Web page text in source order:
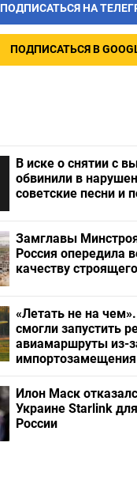
ПОДПИСАТЬСЯ НА
ПОДПИСАТЬСЯ В
В иске о снятии с
обвинили в
советские песни и
Замглавы
Россия опередила
качеству
«Летать не на
смогли запустить
авиамаршруты из-
Илон Маск
Украине Starlink
России